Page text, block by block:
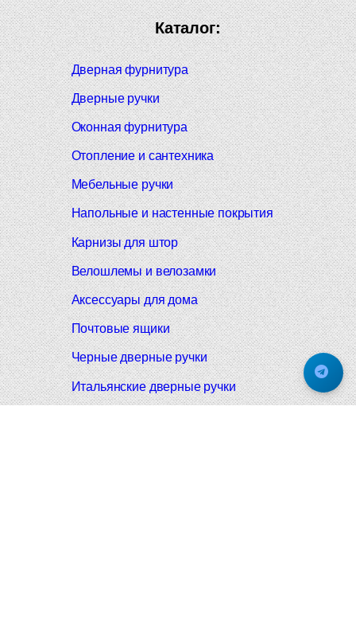
Каталог:
Дверная фурнитура
Дверные ручки
Оконная фурнитура
Отопление и сантехника
Мебельные ручки
Напольные и настенные покрытия
Карнизы для штор
Велошлемы и велозамки
Аксессуары для дома
Почтовые ящики
Черные дверные ручки
Итальянские дверные ручки